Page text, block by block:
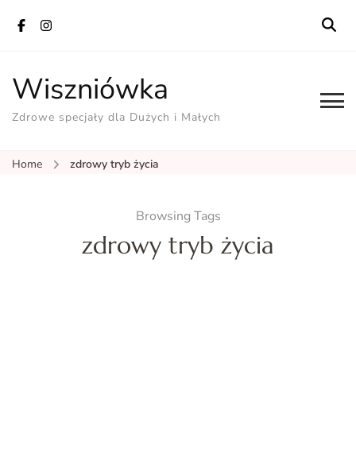
Wiszniówka
Zdrowe specjały dla Dużych i Małych
Home zdrowy tryb życia
Browsing Tags
zdrowy tryb życia